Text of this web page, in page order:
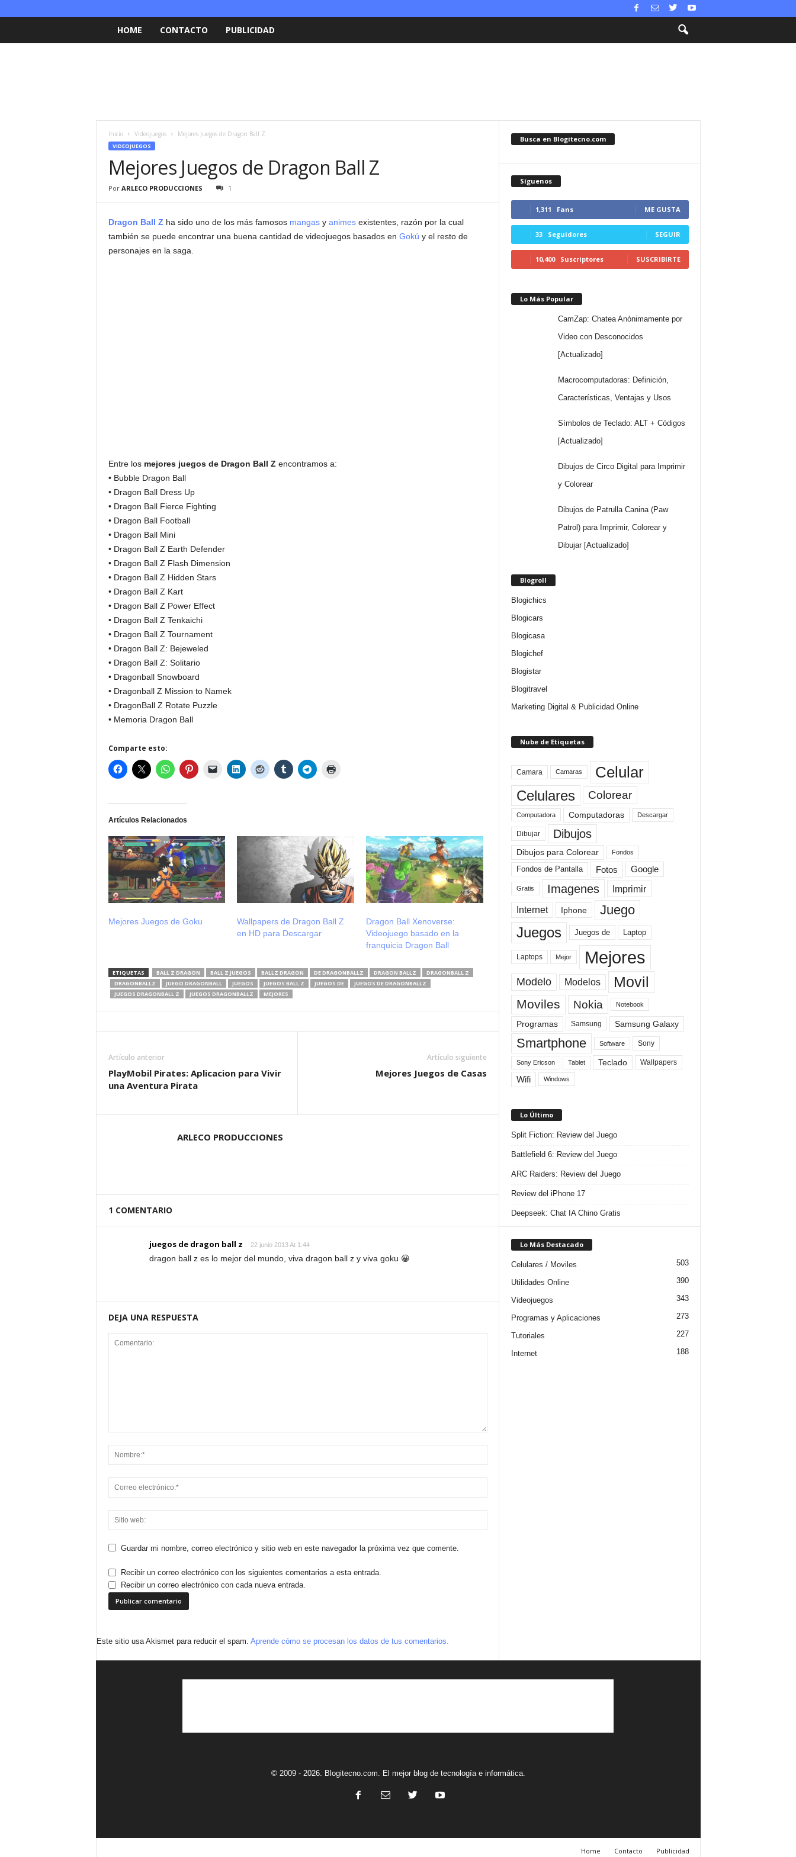
HOME CONTACTO PUBLICIDAD
Inicio Videojuegos Mejores Juegos de Dragon Ball Z
VIDEOJUEGOS
Mejores Juegos de Dragon Ball Z
Por ARLECO PRODUCCIONES 1
Dragon Ball Z ha sido uno de los más famosos mangasy animesexistentes, razón por la cual
también se puede encontrar una buena cantidad de videojuegos basados en Gokú y el resto de
personajes en la saga.
Entre los mejores juegos de Dragon Ball Z encontramos a:
• Bubble Dragon Ball
• Dragon Ball Dress Up
• Dragon Ball Fierce Fighting
• Dragon Ball Football
• Dragon Ball Mini
• Dragon Ball Z Earth Defender
• Dragon Ball Z Flash Dimension
• Dragon Ball Z Hidden Stars
• Dragon Ball Z Kart
• Dragon Ball Z Power Effect
• Dragon Ball Z Tenkaichi
• Dragon Ball Z Tournament
• Dragon Ball Z: Bejeweled
• Dragon Ball Z: Solitario
• Dragonball Snowboard
• Dragonball Z Mission to Namek
• DragonBall Z Rotate Puzzle
• Memoria Dragon Ball
Comparte esto:
Artículos Relacionados
Mejores Juegos de Goku
Wallpapers de Dragon Ball Z
en HD para Descargar
Dragon Ball Xenoverse:
Videojuego basado en la
franquicia Dragon Ball
ETIQUETAS BALL Z DRAGON BALL Z JUEGOS BALLZ DRAGON DE DRAGONBALLZ DRAGON BALLZ
DRAGONBALL Z
DRAGONBALLZ
JUEGO DRAGONBALL JUEGOS JUEGOS BALL Z JUEGOS DE
JUEGOS DE DRAGONBALLZ
JUEGOS DRAGONBALL Z
JUEGOS DRAGONBALLZ MEJORES
Artículo anterior
PlayMobil Pirates: Aplicacion para Vivir
una Aventura Pirata
Artículo siguiente
Mejores Juegos de Casas
ARLECO PRODUCCIONES
1 COMENTARIO
juegos de dragon ball z 22 junio 2013 At 1:44
dragon ball z es lo mejor del mundo, viva dragon ball z y viva goku 😀
DEJA UNA RESPUESTA
Guardar mi nombre, correo electrónico y sitio web en este navegador la próxima vez que comente.
Recibir un correo electrónico con los siguientes comentarios a esta entrada.
Recibir un correo electrónico con cada nueva entrada.
Este sitio usa Akismet para reducir el spam. Aprende cómo se procesan los datos de tus comentarios.
Busca en Blogitecno.com
Síguenos
1,311 Fans ME GUSTA
33 Seguidores SEGUIR
10,400 Suscriptores SUSCRIBIRTE
Lo Más Popular
CamZap: Chatea Anónimamente por
Video con Desconocidos
[Actualizado]
Macrocomputadoras: Definición,
Características, Ventajas y Usos
Símbolos de Teclado: ALT + Códigos
[Actualizado]
Dibujos de Circo Digital para Imprimir
y Colorear
Dibujos de Patrulla Canina (Paw
Patrol) para Imprimir, Colorear y
Dibujar [Actualizado]
Blogroll
Blogichics
Blogicars
Blogicasa
Blogichef
Blogistar
Blogitravel
Marketing Digital & Publicidad Online
Nube de Etiquetas
Camara Camaras Celular
Celulares Colorear
Computadora Computadoras Descargar
Dibujar Dibujos
Dibujos para Colorear Fondos
Fondos de Pantalla Fotos Google
Gratis Imagenes Imprimir
Internet Iphone Juego
Juegos Juegos de Laptop
Laptops Mejor Mejores
Modelo Modelos Movil
Moviles Nokia Notebook
Programas Samsung Samsung Galaxy
Smartphone Software Sony
Sony Ericson Tablet Teclado Wallpapers
Wifi Windows
Lo Último
Split Fiction: Review del Juego
Battlefield 6: Review del Juego
ARC Raiders: Review del Juego
Review del iPhone 17
Deepseek: Chat IA Chino Gratis
Lo Más Destacado
Celulares / Moviles 503
Utilidades Online 390
Videojuegos 343
Programas y Aplicaciones 273
Tutoriales 227
Internet 188
© 2009 - 2026. Blogitecno.com. El mejor blog de tecnología e informática.
Home Contacto Publicidad